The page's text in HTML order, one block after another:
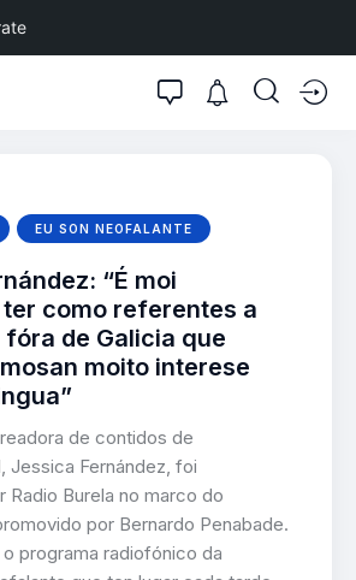
EU SON NEOFALANTE
“É moi
como referentes a
de Galicia que
moito interese
de contidos de
Jessica Fernández, foi
Radio Burela no marco do
por Bernardo Penabade.
programa radiofónico da